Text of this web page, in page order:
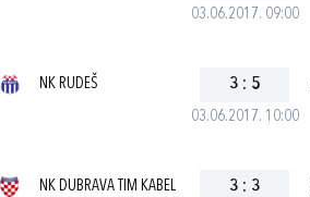
03.06.2017. 09:00
03.06.2017. 10:00
NK RUDEŠ 3 : 5
NK DUBRAVA TIM KABEL 3 : 3